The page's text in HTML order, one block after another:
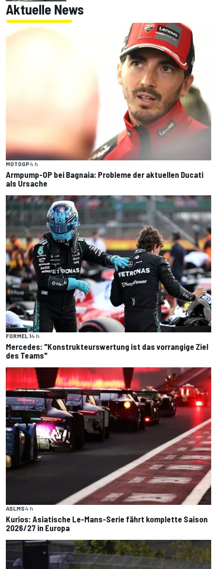
Aktuelle News
MOTOGP4 h
Armpump-OP bei Bagnaia: Probleme der aktuellen Ducati
als Ursache
FORMEL 14 h
Mercedes: "Konstrukteurswertung ist das vorrangige Ziel
des Teams"
ASLMS4 h
Kurios: Asiatische Le-Mans-Serie fährt komplette Saison
2026/27 in Europa